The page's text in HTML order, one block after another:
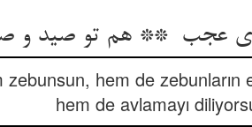
hem de zebunların
hem de avlamayı